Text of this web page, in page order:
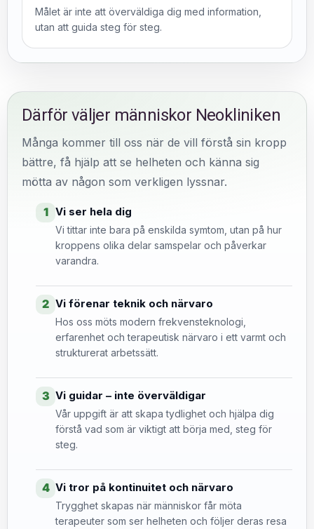
Målet är inte att överväldiga dig med information,
utan att guida steg för steg.
Därför väljer människor Neokliniken
Många kommer till oss när de vill förstå sin kropp
bättre, få hjälp att se helheten och känna sig
mötta av någon som verkligen lyssnar.
1 Vi ser hela dig
Vi tittar inte bara på enskilda symtom, utan på hur
kroppens olika delar samspelar och påverkar
varandra.
2 Vi förenar teknik och närvaro
Hos oss möts modern frekvensteknologi,
erfarenhet och terapeutisk närvaro i ett varmt och
strukturerat arbetssätt.
3 Vi guidar – inte överväldigar
Vår uppgift är att skapa tydlighet och hjälpa dig
förstå vad som är viktigt att börja med, steg för
steg.
4 Vi tror på kontinuitet och närvaro
Trygghet skapas när människor får möta
terapeuter som ser helheten och följer deras resa